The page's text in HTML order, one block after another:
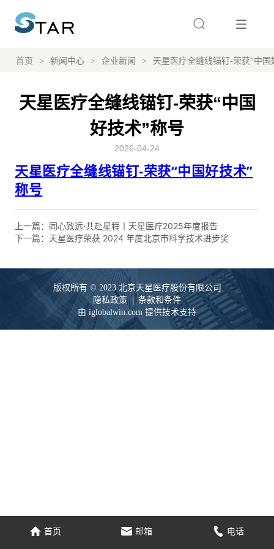
首页 > 新闻中心 > 企业新闻 > 天星医疗全缝线锚钉-荣获“中国
天星医疗全缝线锚钉-荣获“中国
好技术”称号
2026-04-24
上一篇： 同心致远·共赴星程丨天星医疗2025年度报告
下一篇： 天星医疗荣获 2024 年度北京市科学技术进步奖
家 电子邮件 电话
版权所有 © 2023 北京天星医疗股份有限公司
隐私政策
条款和条件
由 iglobalwin.com 提供技术支持
首页 邮箱 电话